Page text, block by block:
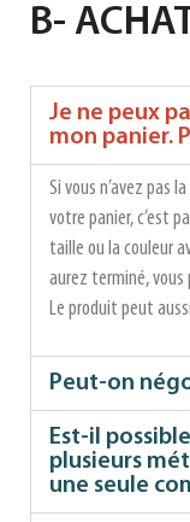
B-
Je ne peux
mon panier.
Si vous n’avez pas
votre panier, c’est
taille ou la couleur
aurez terminé, vous
Le produit peut
Peut-on
Est-il
plusieurs
une seule